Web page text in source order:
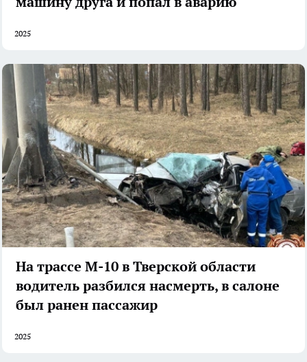
2025
На трассе М-10 в Тверской области
водитель разбился насмерть, в салоне
был ранен пассажир
2025